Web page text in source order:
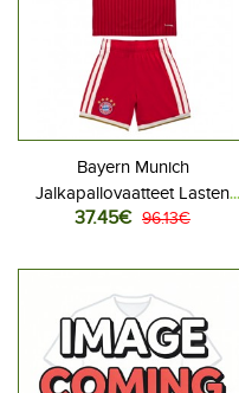
Bayern Munich
Jalkapallovaatteet Lasten
Kotipeliasu 2026-27
housut)
37.45€ 96.13€